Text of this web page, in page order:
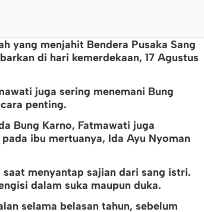
yang menjahit Bendera Pusaka Sang
di hari kemerdekaan, 17 Agustus
juga sering menemani Bung
penting.
Bung Karno, Fatmawati juga
ibu mertuanya, Ida Ayu Nyoman
saat menyantap sajian dari sang istri.
dalam suka maupun duka.
selama belasan tahun, sebelum